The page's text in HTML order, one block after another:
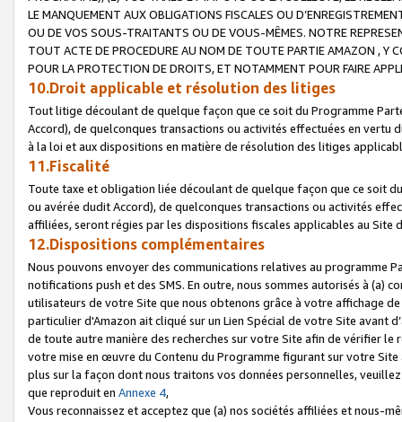
LE MANQUEMENT AUX OBLIGATIONS FISCALES OU
OU DE VOS SOUS-TRAITANTS OU DE VOUS-MÊMES. NOTRE
TOUT ACTE DE PROCEDURE AU NOM DE TOUTE PARTIE AMAZON , Y
POUR LA PROTECTION DE DROITS, ET NOTAMMENT POUR FAIRE
10.Droit applicable et résolution des litiges
Tout litige découlant de quelque façon que ce soit du Programme
Accord), de quelconques transactions ou activités effectuées en vertu
à la loi et aux dispositions en matière de résolution des litiges
11.Fiscalité
Toute taxe et obligation liée découlant de quelque façon que ce soit
ou avérée dudit Accord), de quelconques transactions ou activités
affiliées, seront régies par les dispositions fiscales applicables au Site
12.Dispositions complémentaires
Nous pouvons envoyer des communications relatives au programme
notifications push et des SMS. En outre, nous sommes autorisés à
utilisateurs de votre Site que nous obtenons grâce à votre affichage
particulier d'Amazon ait cliqué sur un Lien Spécial de votre Site avant
de toute autre manière des recherches sur votre Site afin de vérifier
votre mise en œuvre du Contenu du Programme figurant sur votre
plus sur la façon dont nous traitons vos données personnelles,
que reproduit en Annexe 4,
Vous reconnaissez et acceptez que (a) nos sociétés affiliées et nous-